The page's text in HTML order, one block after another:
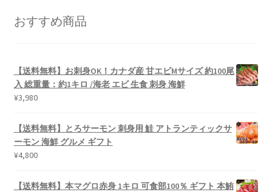
おすすめ商品
【送料無料】お刺身OK！カナダ産 甘エビMサイズ 約100尾
入 総重量：約1キロ /海老 エビ 生食 刺身 海鮮
¥3,980
【送料無料】とろサーモン 刺身用 鮭 アトランティックサ
ーモン 海鮮 グルメ ギフト
¥4,800
【送料無料】本マグロ赤身 1キロ 可食部100％ ギフト 本鮪